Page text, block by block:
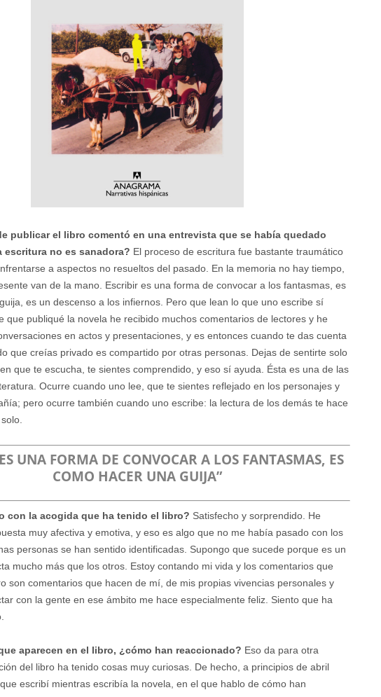
publicar el libro comentó en una entrevista que se había quedado
escritura no es sanadora? El proceso de escritura fue bastante traumático
a aspectos no resueltos del pasado. En la memoria no hay tiempo,
van de la mano. Escribir es una forma de convocar a los fantasmas, es
es un descenso a los infiernos. Pero que lean lo que uno escribe sí
que publiqué la novela he recibido muchos comentarios de lectores y he
en actos y presentaciones, y es entonces cuando te das cuenta
que creías privado es compartido por otras personas. Dejas de sentirte solo
que te escucha, te sientes comprendido, y eso sí ayuda. Ésta es una de las
Ocurre cuando uno lee, que te sientes reflejado en los personajes y
pero ocurre también cuando uno escribe: la lectura de los demás te hace
UNA FORMA DE CONVOCAR A LOS FANTASMAS, ES
COMO HACER UNA GUIJA”
con la acogida que ha tenido el libro? Satisfecho y sorprendido. He
muy afectiva y emotiva, y eso es algo que no me había pasado con los
personas se han sentido identificadas. Supongo que sucede porque es un
mucho más que los otros. Estoy contando mi vida y los comentarios que
son comentarios que hacen de mí, de mis propias vivencias personales y
con la gente en ese ámbito me hace especialmente feliz. Siento que ha
aparecen en el libro, ¿cómo han reaccionado? Eso da para otra
del libro ha tenido cosas muy curiosas. De hecho, a principios de abril
escribí mientras escribía la novela, en el que hablo de cómo han